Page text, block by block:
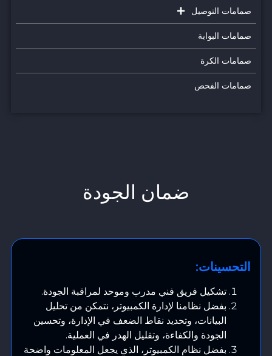
صمامات التوصيل
صمامات البوابة
صمامات الكرة
صمامات الفحص
ضمان الجودة
التحسينات:
تشكيل فريق فني مدرب وموحد لمراقبة الجودة.
بفضل نظامنا لإدارة الكمبيوتر، نتمكن من تحليل
البيانات، وتحديد نقاط الضعف في الإدارة، وتحسين
الجودة والكفاءة، وتقليل الهدر في العملية.
بفضل نظام الكمبيوتر، الذي يجعل المعلومات واضحة